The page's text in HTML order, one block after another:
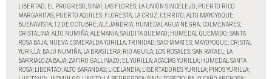
LIBERTAD; EL PROGRESO; SINAÍ; LAS FLORES; LA UNIÓN SINCELEJO; PUERTO RICO
MARGARITAS; PUERTO AQUILES; FLORESTA; LA CRUZ; CERRITO; ALTO MAYOYOQUE;
BUENAVISTA; 12 DE OCTUBRE; ALEJANDRIA; HUMEDAL AGUA NEGRA; COLMENARES;
CRISTALINA; ALTO NUMIÑA; ALEMANIA; SAUDITA QUEMAO; HUMEDAL QUEMADO; SANTA
ROSA BAJA; NUEVA ESMERALDA YURILLA; TRINIDAD; SACHAMATES; MAYOYOQUE; CRISTAL
YURILLA; BAJO NUMIÑA; LA BRASILERA; RIO AGUILA; LOS ROSALES; SAN RAFAEL; LA
BARRIALOZA BAJA; ZAFIRO GALLINAZO; EL YURILLA; ACACIAS YURILLA; HUMEDAL SANTA
ROSA; LIBERTAD; ALTO BARANDAS; LICELANDIA; LIBERTADORES YURILLA; PINOS YURILLA;